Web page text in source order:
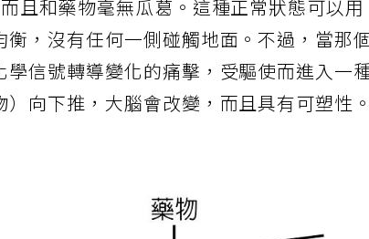
且和藥物毫無瓜葛。這種正常狀態可以用
，沒有任何一側碰觸地面。不過，當那
信號轉導變化的痛擊，受驅使而進入一
向下推，大腦會改變，而且具有可塑性